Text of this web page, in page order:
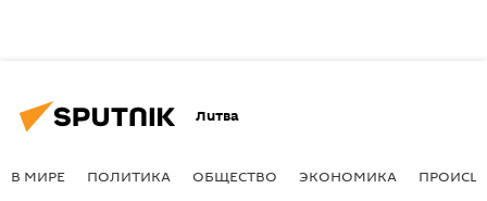
Литва
В МИРЕ ПОЛИТИКА ОБЩЕСТВО ЭКОНОМИКА